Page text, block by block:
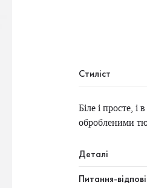
Стиліст
Біле і просте, і
обробленими
Деталі
Питання-